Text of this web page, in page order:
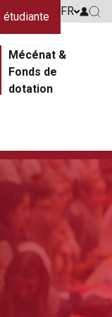
Mécénat &
Fonds de
dotation
étudiante FR Go to
Go